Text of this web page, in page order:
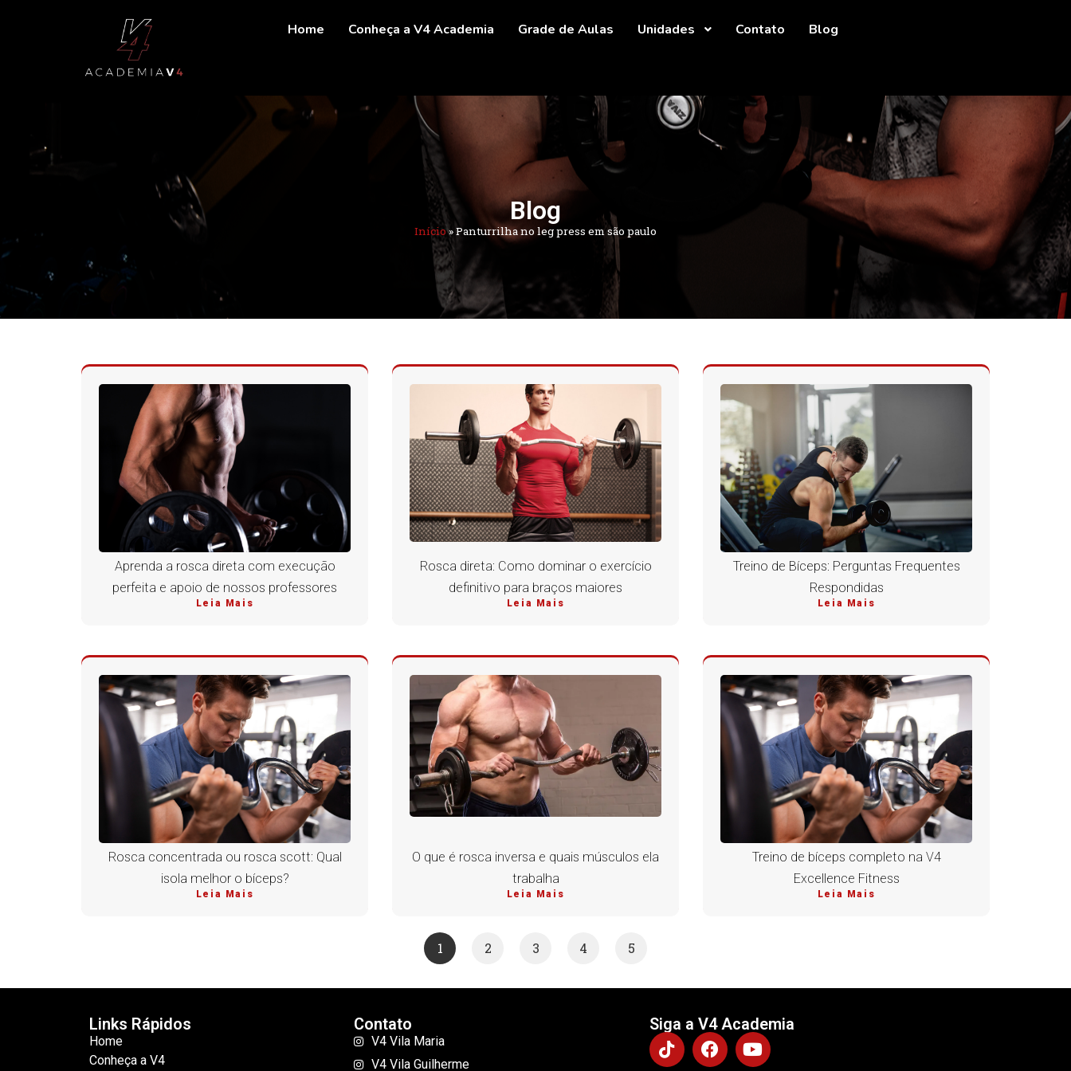
Home Conheça a V4 Academia Grade de Aulas Unidades Contato Blog
Blog
Início»Panturrilha no leg press em são paulo
Aprenda a rosca direta com execução
perfeita e apoio de nossos professores
Leia Mais
Rosca direta: Como dominar o exercício
definitivo para braços maiores
Leia Mais
Treino de Bíceps: Perguntas Frequentes
Respondidas
Leia Mais
Rosca concentrada ou rosca scott: Qual
isola melhor o bíceps?
Leia Mais
O que é rosca inversa e quais músculos ela
trabalha
Leia Mais
Treino de bíceps completo na V4
Excellence Fitness
Leia Mais
1 2 3 4 5
Links Rápidos
Home
Conheça a V4
Contato
V4 Vila Maria
V4 Vila Guilherme
Siga a V4 Academia